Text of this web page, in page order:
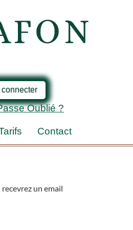
connecter
Oublié ?
Contact
un email